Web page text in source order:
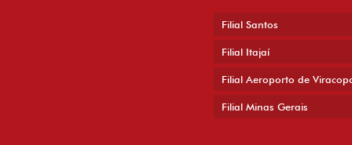
Filial Santos
Filial Itajaí
Filial Aeroporto de
Filial Minas Gerais